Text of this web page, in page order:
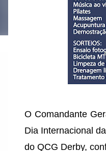
O Comandante
Dia Internacional
do QCG Derby,